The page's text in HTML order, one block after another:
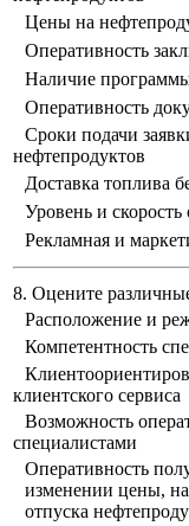
Цены на
Оперативность
Наличие
Оперативность
Сроки подачи
нефтепродуктов
Доставка топлива
Уровень и
Рекламная и
8. Оцените
Расположение и
Компетентность
клиентского сервиса
Возможность
специалистами
Оперативность
изменении цены,
отпуска